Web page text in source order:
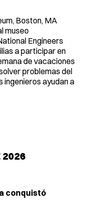
Boston, MA
museo
Engineers
a participar en
de vacaciones
problemas del
ingenieros ayudan a
2026
conquistó